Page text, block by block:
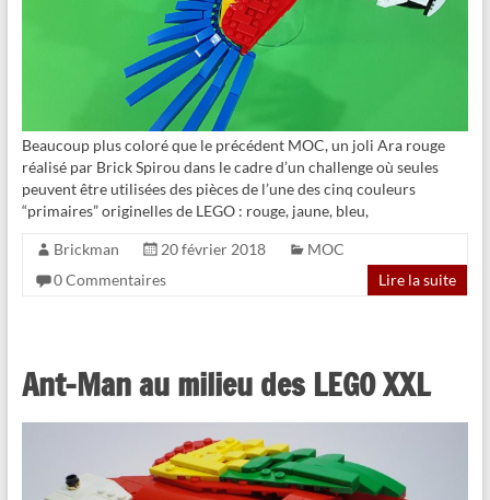
Beaucoup plus coloré que le précédent MOC, un joli Ara rouge
réalisé par Brick Spirou dans le cadre d’un challenge où seules
peuvent être utilisées des pièces de l’une des cinq couleurs
“primaires” originelles de LEGO : rouge, jaune, bleu,
Brickman 20 février 2018
MOC
0 Commentaires
Lire la suite
Ant-Man au milieu des LEGO XXL